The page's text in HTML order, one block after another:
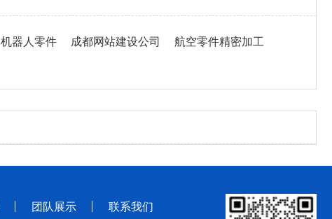
机器人零件 成都网站建设公司
航空零件精密加工
团队展示 联系我们